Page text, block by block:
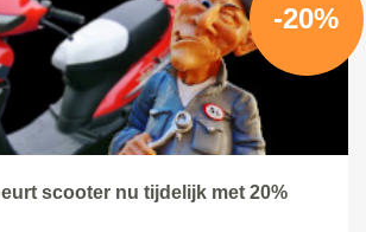
-20%
scooter nu tijdelijk met 20%